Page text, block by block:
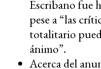
Escribano fue
pese a “las
totalitario
ánimo”.
Acerca del